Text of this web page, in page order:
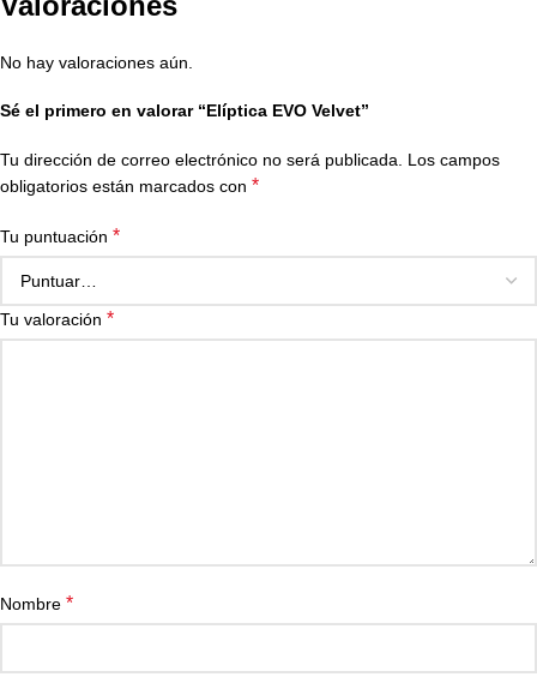
No hay valoraciones aún.
Sé el primero en valorar “Elíptica EVO Velvet”
Tu dirección de correo electrónico no será publicada.
Los campos
obligatorios están marcados con *
Tu puntuación *
Tu valoración *
Nombre *